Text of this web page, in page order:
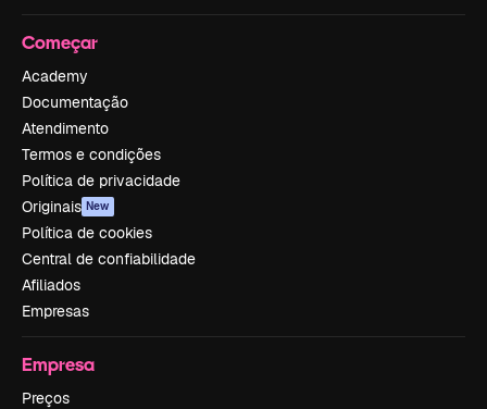
Começar
Academy
Documentação
Atendimento
Termos e condições
Política de privacidade
Originais New
Política de cookies
Central de confiabilidade
Afiliados
Empresas
Empresa
Preços